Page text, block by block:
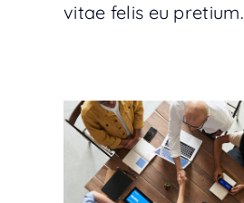
vitae felis eu pretium.